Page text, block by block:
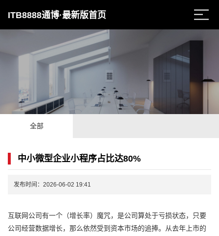
ITB8888通博·最新版首页
全部
中小微型企业小程序占比达80%
发布时间：2026-06-02 19:41
互联网公司有一个（增长率）魔咒，是公司算处于亏损状态，只要
公司经营数据增长，那么依然受到资本市场的追捧。从去年上市的